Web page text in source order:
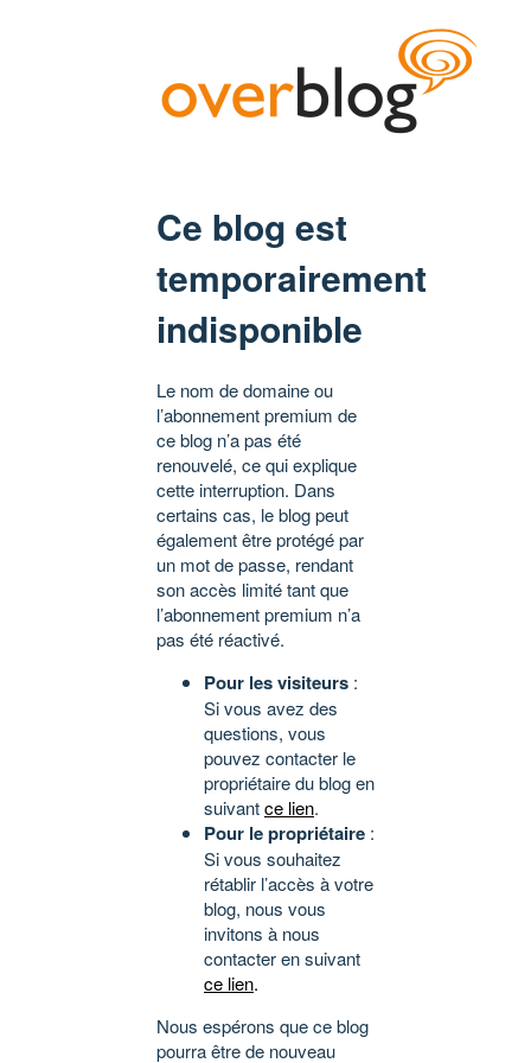
Ce blog est
temporairement
indisponible
Le nom de domaine ou
l’abonnement premium de
ce blog n’a pas été
renouvelé, ce qui explique
cette interruption. Dans
certains cas, le blog peut
également être protégé par
un mot de passe, rendant
son accès limité tant que
l’abonnement premium n’a
pas été réactivé.
Pour les visiteurs :
Si vous avez des
questions, vous
pouvez contacter le
propriétaire du blog en
suivantce lien.
Pour le propriétaire :
Si vous souhaitez
rétablir l’accès à votre
blog, nous vous
invitons à nous
contacter en suivant
ce lien.
Nous espérons que ce blog
pourra être de nouveau